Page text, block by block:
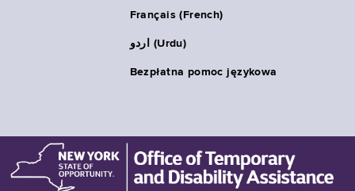
Français (French)
اردو (Urdu)
Bezpłatna pomoc językowa